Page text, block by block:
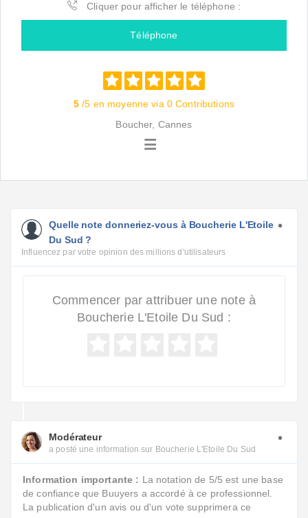
Cliquer pour afficher le téléphone :
Téléphone
5 /5 en moyenne via 0 Contributions
Boucher, Cannes
Quelle note donneriez-vous à Boucherie L'Etoile
Du Sud ?
Influencez par votre opinion des millions d'utilisateurs
Commencer par attribuer une note à
Boucherie L'Etoile Du Sud :
Modérateur
a posté une information sur Boucherie L'Etoile Du Sud
Information importante : La notation de 5/5 est une base
de confiance que Buuyers a accordé à ce professionnel.
La publication d'un avis ou d'un vote supprimera ce